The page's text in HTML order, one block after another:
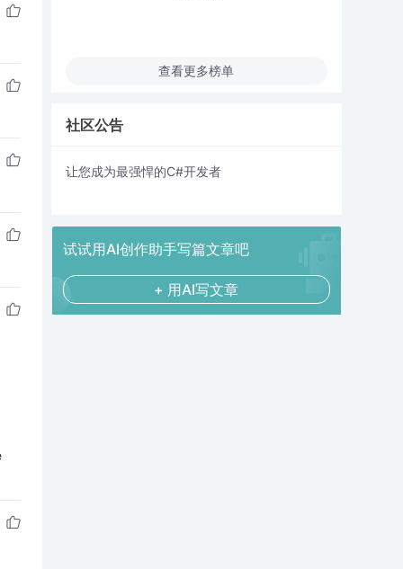
查看更多榜单
社区公告
让您成为最强悍的C#开发者
试试用AI创作助手写篇文章吧
+ 用AI写文章